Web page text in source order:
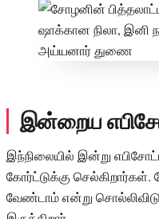
இன்றைய
இந்நிலையில் இன்று
கோர்ட்டுக்கு செல்கிறார்கள்.
வேண்டாம் என்று